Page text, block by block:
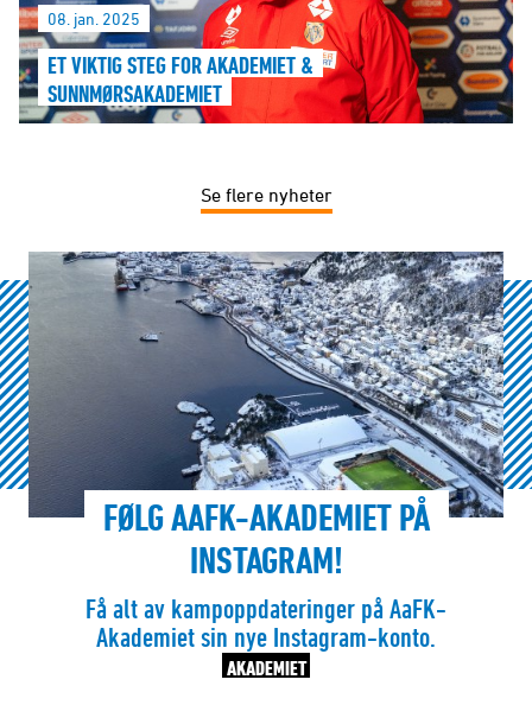
08. jan. 2025
ET VIKTIG STEG FOR AKADEMIET &
SUNNMØRSAKADEMIET
Se flere nyheter
FØLG AAFK-AKADEMIET PÅ
INSTAGRAM!
Få alt av kampoppdateringer på AaFK-
Akademiet sin nye Instagram-konto.
AKADEMIET